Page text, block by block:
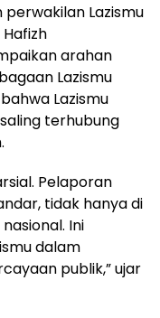
Lazismu
arahan
Lazismu
Lazismu
terhubung
Pelaporan
tidak hanya di
Ini
dalam
publik,” ujar